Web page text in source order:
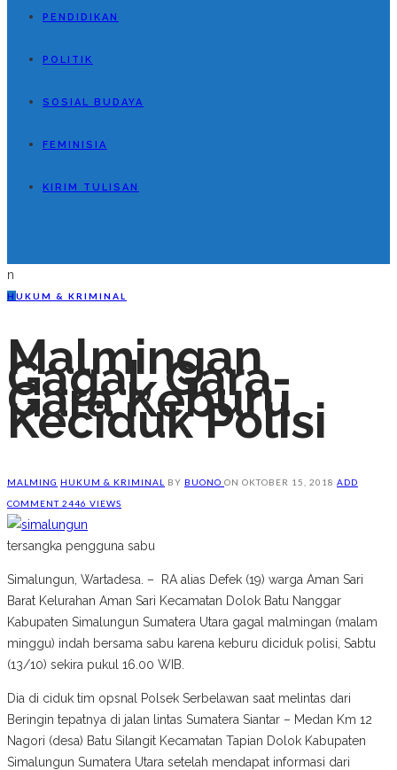
PENDIDIKAN
POLITIK
SOSIAL BUDAYA
FEMINISIA
KIRIM TULISAN
n
H UKUM & KRIMINAL
Malmingan
Gagal, Gara-
Gara Keburu
Keciduk Polisi
MALMING HUKUM & KRIMINAL BY BUONO ON OKTOBER 15, 2018 ADD
COMMENT 2446 VIEWS
tersangka pengguna sabu
Simalungun, Wartadesa. – RA alias Defek (19) warga Aman Sari
Barat Kelurahan Aman Sari Kecamatan Dolok Batu Nanggar
Kabupaten Simalungun Sumatera Utara gagal malmingan (malam
minggu) indah bersama sabu karena keburu diciduk polisi, Sabtu
(13/10) sekira pukul 16.00 WIB.
Dia di ciduk tim opsnal Polsek Serbelawan saat melintas dari
Beringin tepatnya di jalan lintas Sumatera Siantar – Medan Km 12
Nagori (desa) Batu Silangit Kecamatan Tapian Dolok Kabupaten
Simalungun Sumatera Utara setelah mendapat informasi dari